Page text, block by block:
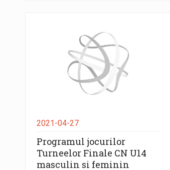
2021-04-27
Programul jocurilor
Turneelor Finale CN U14
masculin si feminin